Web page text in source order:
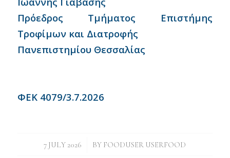
Πρόεδρος Τμήματος Επιστήμης
Τροφίμων και Διατροφής
Πανεπιστημίου Θεσσαλίας
ΦΕΚ 4079/3.7.2026
7 JULY 2026
/ BY FOODUSER USERFOOD